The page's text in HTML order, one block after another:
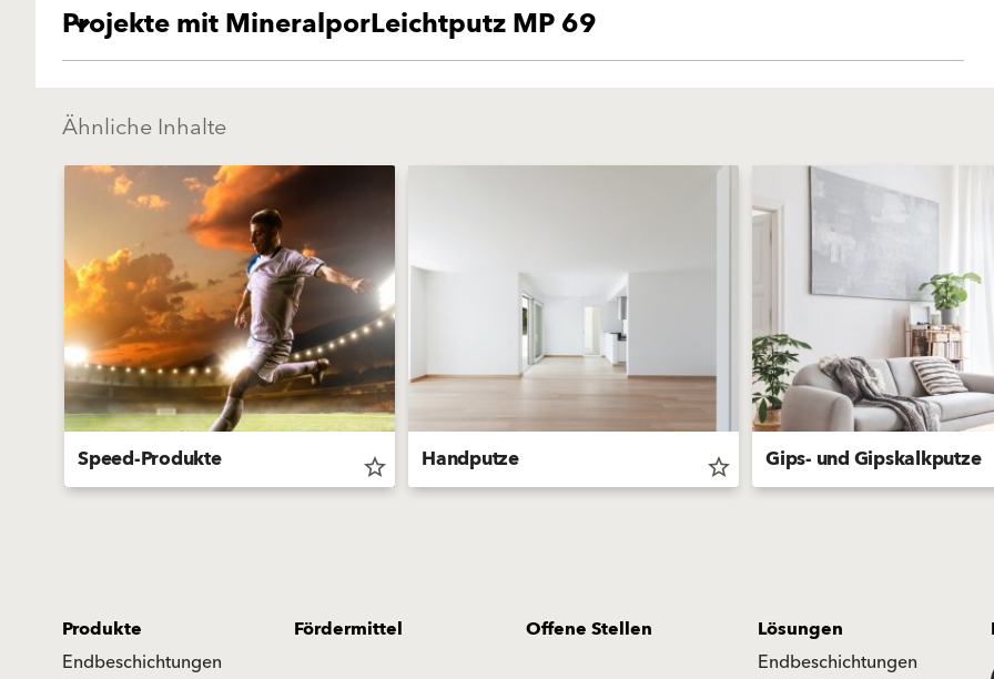
Projekte mit MineralporLeichtputz MP 69
Ähnliche Inhalte
Speed-Produkte star_border Handputze star_border Gips- und Gipskalkputze
Produkte
Endbeschichtungen
Fördermittel Offene Stellen
Lösungen
Endbeschichtungen